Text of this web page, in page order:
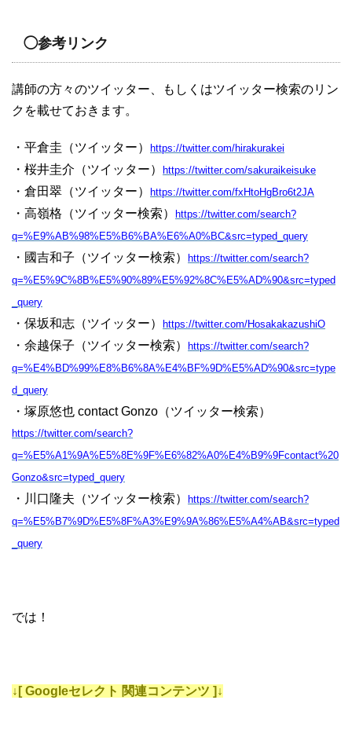
◯参考リンク
講師の方々のツイッター、もしくはツイッター検索のリン
クを載せておきます。
・平倉圭（ツイッター） https://twitter.com/hirakurakei
・桜井圭介（ツイッター） https://twitter.com/sakuraikeisuke
・倉田翠（ツイッター） https://twitter.com/fxHtoHgBro6t2JA
・高嶺格（ツイッター検索）
https://twitter.com/search?
q=%E9%AB%98%E5%B6%BA%E6%A0%BC&src=typed_query
・國吉和子（ツイッター検索）
https://twitter.com/search?
q=%E5%9C%8B%E5%90%89%E5%92%8C%E5%AD%90&src=typed
_query
・保坂和志（ツイッター） https://twitter.com/HosakakazushiO
・余越保子（ツイッター検索）
https://twitter.com/search?
q=%E4%BD%99%E8%B6%8A%E4%BF%9D%E5%AD%90&src=type
d_query
・塚原悠也 contact Gonzo（ツイッター検索）
https://twitter.com/search?
q=%E5%A1%9A%E5%8E%9F%E6%82%A0%E4%B9%9Fcontact%20
Gonzo&src=typed_query
・川口隆夫（ツイッター検索）
https://twitter.com/search?
q=%E5%B7%9D%E5%8F%A3%E9%9A%86%E5%A4%AB&src=typed
_query
では！
↓[ Googleセレクト 関連コンテンツ ]↓